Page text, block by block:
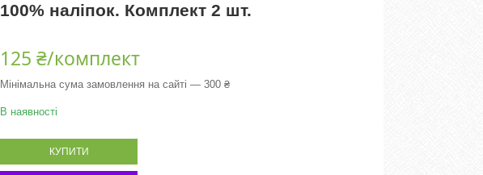
100% наліпок. Комплект 2 шт.
125 ₴/комплект
Мінімальна сума замовлення на сайті — 300 ₴
В наявності
КУПИТИ